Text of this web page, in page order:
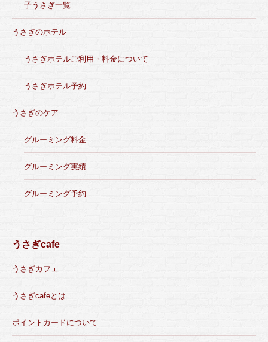
子うさぎ一覧
うさぎのホテル
うさぎホテルご利用・料金について
うさぎホテル予約
うさぎのケア
グルーミング料金
グルーミング実績
グルーミング予約
うさぎcafe
うさぎカフェ
うさぎcafeとは
ポイントカードについて